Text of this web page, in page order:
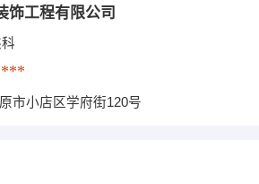
饰工程有限公司
市小店区学府街120号